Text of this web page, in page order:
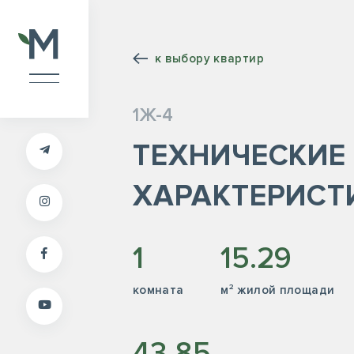
к выбору квартир
1Ж-4
ТЕХНИЧЕСКИЕ
1
комната
15.29
м² жилой площади